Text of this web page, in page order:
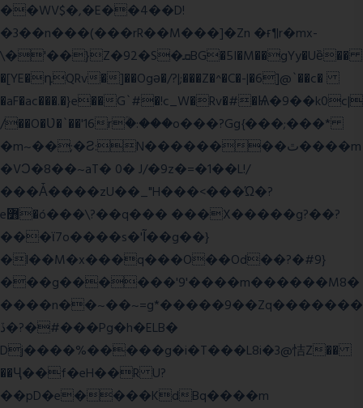
��WV$�,�E��4��D!
�3��n���(���rR��M���]�Zn �ғ¶r�mx-
\�'��}Z�92�S�ܩBG�5I�M��gYy�Uȅ��
�[YE�դQRv�]��Ogə�/?|;���Z�^�C�-|�6]@`��c�
�aF�ac���.�}e��G`#�!c_W�Rv�#�Ѩ�9��k0c|
/��O�Ʋ�`��'16rؒ�:���o���?Gg{���;���*
�m~��;�Ƨ:N��������ٿ����m
�VϽ�8��~aT� 0� J/�9z�=�1��L!/
���Ǡ����zU��_"H���<���Ώ�?
e߻�ó���\?��q��� ���X�����g?��?
���ϊ7o����s�'Ĩ��g��}
�l��M�x���q���O��Od��?�#9}
���g������'9'����m������M8�
����n��~��~=g*�����9��Zq�������
ڏ�?�#���Pg�h�ELB�
Dj����%�����g�i�T���L8i�3@恄Z��
��Ҷ��f�eH��R U?
��pD�e����KdBq����m